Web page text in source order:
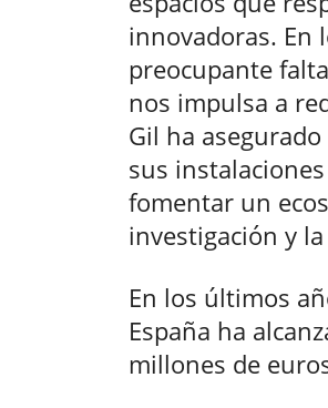
innovadoras. En
preocupante
nos impulsa a
Gil ha
sus
fomentar un
investigación y
En los últimos
España ha
millones de